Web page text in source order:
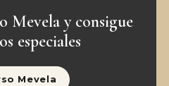
Mevela y consigue
especiales
Mevela